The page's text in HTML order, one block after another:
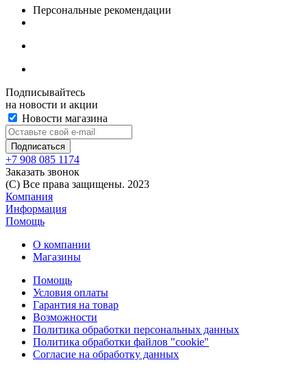
Персональные рекомендации
Подписывайтесь
на новости и акции
Новости магазина
+7 908 085 1174
Заказать звонок
(C) Все права защищены. 2023
Компания
Информация
Помощь
О компании
Магазины
Помощь
Условия оплаты
Гарантия на товар
Возможности
Политика обработки персональных данных
Политика обработки файлов "cookie"
Согласие на обработку данных